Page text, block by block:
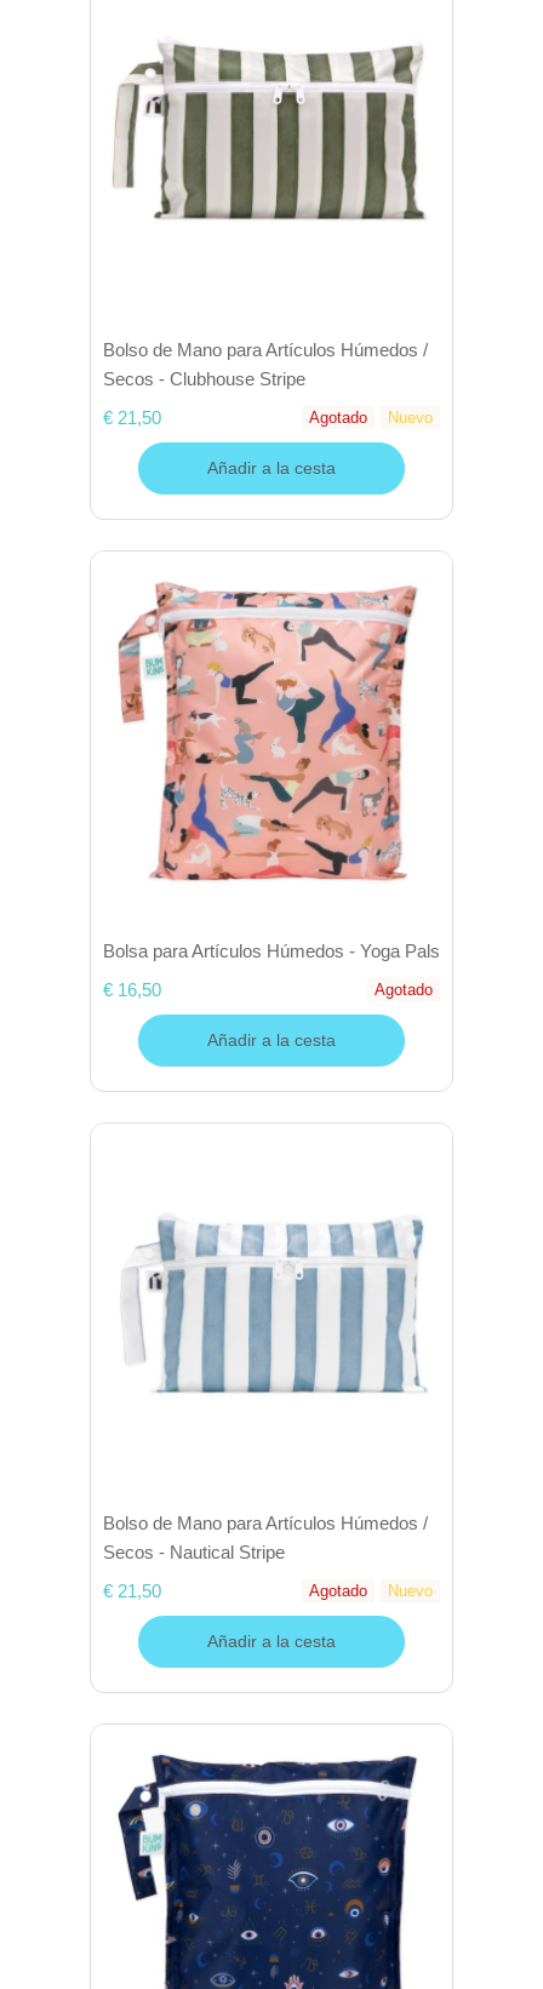
Bolso de Mano para Artículos Húmedos /
Secos - Clubhouse Stripe
€ 21,50
Agotado Nuevo
Añadir a la cesta
Bolsa para Artículos Húmedos - Yoga Pals
€ 16,50
Agotado
Añadir a la cesta
Bolso de Mano para Artículos Húmedos /
Secos - Nautical Stripe
€ 21,50
Agotado Nuevo
Añadir a la cesta